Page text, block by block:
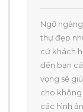
Ngỡ
thự đẹp
cứ khách
đến bạn
vọng sẽ
cho không
các hình